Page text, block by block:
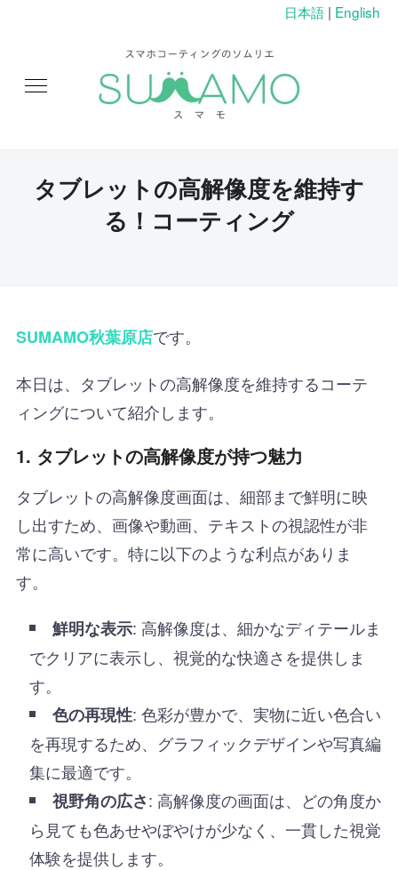
日本語 | English
タブレットの高解像度を維持す
る！コーティング
SUMAMO秋葉原店です。
本日は、タブレットの高解像度を維持するコーテ
ィングについて紹介します。
1. タブレットの高解像度が持つ魅力
タブレットの高解像度画面は、細部まで鮮明に映
し出すため、画像や動画、テキストの視認性が非
常に高いです。特に以下のような利点がありま
す。
鮮明な表示: 高解像度は、細かなディテールま
でクリアに表示し、視覚的な快適さを提供しま
す。
色の再現性: 色彩が豊かで、実物に近い色合い
を再現するため、グラフィックデザインや写真編
集に最適です。
視野角の広さ: 高解像度の画面は、どの角度か
ら見ても色あせやぼやけが少なく、一貫した視覚
体験を提供します。